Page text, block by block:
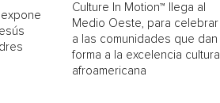
Culture In Motion™ llega al
Medio Oeste, para celebrar
a las comunidades que dan
forma a la excelencia cultural
afroamericana